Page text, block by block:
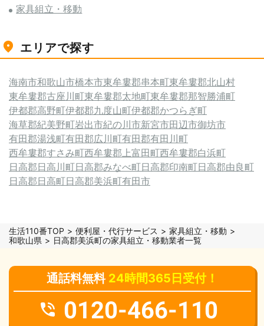
家具組立・移動
エリアで探す
海南市和歌山市橋本市東牟婁郡串本町東牟婁郡北山村
東牟婁郡古座川町東牟婁郡太地町東牟婁郡那智勝浦町
伊都郡高野町伊都郡九度山町伊都郡かつらぎ町
海草郡紀美野町岩出市紀の川市新宮市田辺市御坊市
有田郡湯浅町有田郡広川町有田郡有田川町
西牟婁郡すさみ町西牟婁郡上富田町西牟婁郡白浜町
日高郡日高川町日高郡みなべ町日高郡印南町日高郡由良町
日高郡日高町日高郡美浜町有田市
生活110番TOP 便利屋・代行サービス
家具組立・移動
和歌山県
日高郡美浜町の家具組立・移動業者一覧
通話料無料 24時間365日受付！
0120-466-110